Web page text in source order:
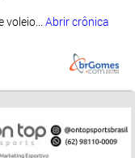
voleio... Abrir crônica